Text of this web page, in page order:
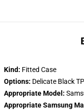
Kind: Fitted Case
Options: Delicate Black
Appropriate Model:
Appropriate Samsung